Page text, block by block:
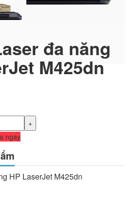
đa năng
M425dn
+
ngay
HP LaserJet M425dn